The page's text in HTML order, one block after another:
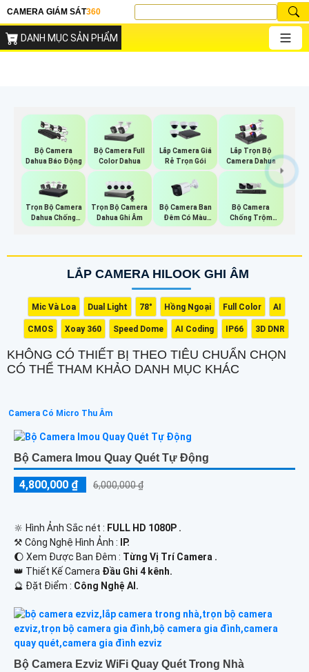
CAMERA GIÁM SÁT360
DANH MỤC SẢN PHẨM
Bộ Camera
Dahua Báo Động
Bộ Camera Full
Color Dahua
Lắp Camera Giá
Rẻ Trọn Gói
Lắp Trọn Bộ
Camera Dahua
Trọn Bộ Camera
Dahua Chống
Trộm
Trọn Bộ Camera
Dahua Ghi Âm
Bộ Camera Ban
Đêm Có Màu
Kbvision
Bộ Camera
Chống Trộm
Visioncop
LẮP CAMERA HILOOK GHI ÂM
Mic Và Loa Dual Light 78° Hồng Ngoại Full Color AI
CMOS Xoay 360 Speed Dome AI Coding IP66 3D DNR
KHÔNG CÓ THIẾT BỊ THEO TIÊU CHUẨN CHỌN
CÓ THỂ THAM KHẢO DANH MỤC KHÁC
Camera Có Micro Thu Âm
Bộ Camera Imou Quay Quét Tự Động
4,800,000 ₫ 6,000,000 ₫
🔆 Hình Ảnh Sắc nét : FULL HD 1080P .
⚒ Công Nghệ Hình Ảnh :
IP.
🌔 Xem Được Ban Đêm : Từng Vị Trí Camera .
👑 Thiết Kế Camera Đầu Ghi 4 kênh.
️🔮 Đặt Điểm : Công Nghệ AI.
Bộ Camera Ezviz WiFi Quay Quét Trong Nhà